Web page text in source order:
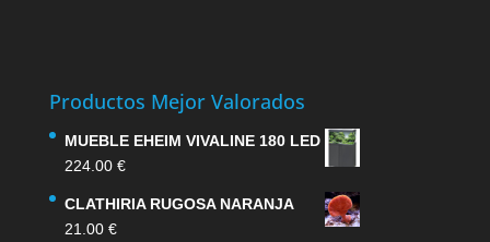
Productos Mejor Valorados
MUEBLE EHEIM VIVALINE 180 LED
224.00 €
CLATHIRIA RUGOSA NARANJA
21.00 €